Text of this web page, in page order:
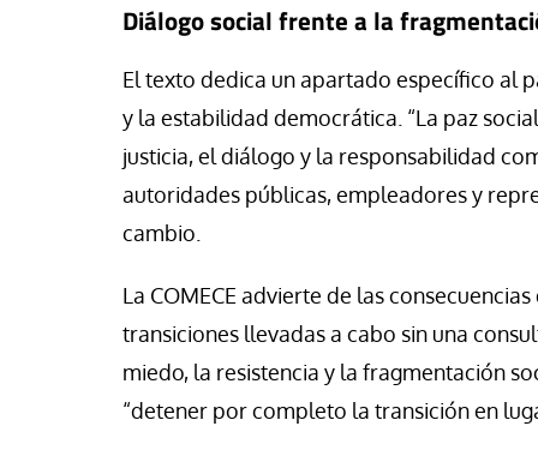
Diálogo social frente a la
El texto dedica un apartado específico al
y la estabilidad democrática. “La paz
justicia, el diálogo y la responsabilidad
autoridades públicas, empleadores y
cambio.
La COMECE advierte de las
transiciones llevadas a cabo sin una
miedo, la resistencia y la fragmentación
“detener por completo la transición en